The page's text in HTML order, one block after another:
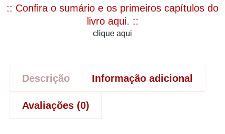
:: Confira o sumário e os primeiros capítulos do
livro aqui. ::
clique aqui
Descrição Informação adicional
Avaliações (0)